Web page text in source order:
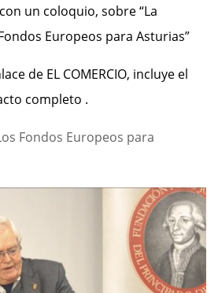
un coloquio, sobre “La
Europeos para Asturias”
de EL COMERCIO, incluye el
completo .
Fondos Europeos para